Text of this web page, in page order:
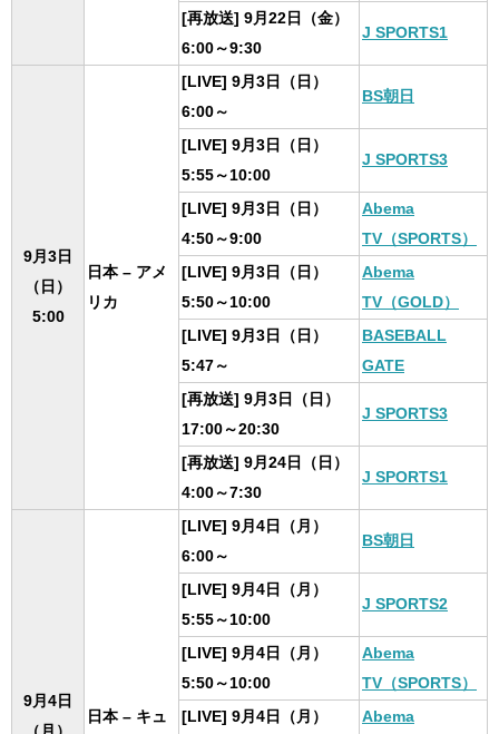
[再放送] 9月22日（金）
6:00～9:30
J SPORTS1
9月3日
（日）
5:00
日本 – アメ
リカ
[LIVE] 9月3日（日）
6:00～
BS朝日
[LIVE] 9月3日（日）
5:55～10:00
J SPORTS3
[LIVE] 9月3日（日）
4:50～9:00
Abema
TV（SPORTS）
[LIVE] 9月3日（日）
5:50～10:00
Abema
TV（GOLD）
[LIVE] 9月3日（日）
5:47～
BASEBALL
GATE
[再放送] 9月3日（日）
17:00～20:30
J SPORTS3
[再放送] 9月24日（日）
4:00～7:30
J SPORTS1
9月4日
日本 – キュ
[LIVE] 9月4日（月）
6:00～
BS朝日
[LIVE] 9月4日（月）
5:55～10:00
J SPORTS2
[LIVE] 9月4日（月）
5:50～10:00
Abema
TV（SPORTS）
[LIVE] 9月4日（月）
Abema